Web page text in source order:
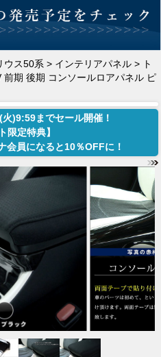
ウス50系 > インテリアパネル > ト
期 後期 コンソールロアパネル ピ
火)9:59までセール開催！
限定特典】
会員になると10％OFFに！